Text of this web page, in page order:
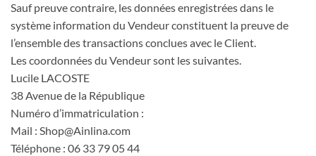
Sauf preuve contraire, les données enregistrées dans le
système information du Vendeur constituent la preuve de
l’ensemble des transactions conclues avec le Client.
Les coordonnées du Vendeur sont les suivantes.
Lucile LACOSTE
38 Avenue de la République
Numéro d’immatriculation :
Mail : Shop@Ainlina.com
Téléphone : 06 33 79 05 44